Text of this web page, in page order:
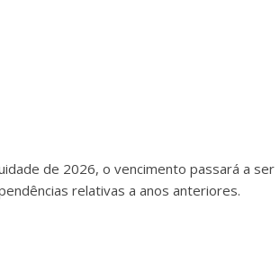
de 2026, o vencimento passará a ser
relativas a anos anteriores.